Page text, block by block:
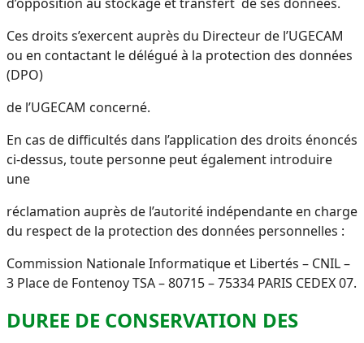
Ces droits s’exercent auprès du Directeur de l’UGECAM
ou en contactant le délégué à la protection des données
(DPO)
de l’UGECAM concerné.
En cas de difficultés dans l’application des droits énoncés
ci-dessus, toute personne peut également introduire
une
réclamation auprès de l’autorité indépendante en charge
du respect de la protection des données personnelles :
Commission Nationale Informatique et Libertés – CNIL –
3 Place de Fontenoy TSA – 80715 – 75334 PARIS CEDEX 07.
DUREE DE CONSERVATION DES